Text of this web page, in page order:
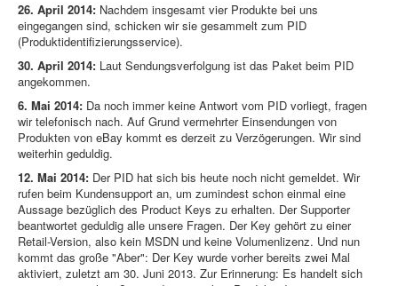
26. April 2014: Nachdem insgesamt vier Produkte bei uns
eingegangen sind, schicken wir sie gesammelt zum PID
(Produktidentifizierungsservice).
30. April 2014: Laut Sendungsverfolgung ist das Paket beim PID
angekommen.
6. Mai 2014: Da noch immer keine Antwort vom PID vorliegt, fragen
wir telefonisch nach. Auf Grund vermehrter Einsendungen von
Produkten von eBay kommt es derzeit zu Verzögerungen. Wir sind
weiterhin geduldig.
12. Mai 2014: Der PID hat sich bis heute noch nicht gemeldet. Wir
rufen beim Kundensupport an, um zumindest schon einmal eine
Aussage bezüglich des Product Keys zu erhalten. Der Supporter
beantwortet geduldig alle unsere Fragen. Der Key gehört zu einer
Retail-Version, also kein MSDN und keine Volumenlizenz. Und nun
kommt das große "Aber": Der Key wurde vorher bereits zwei Mal
aktiviert, zuletzt am 30. Juni 2013. Zur Erinnerung: Es handelt sich